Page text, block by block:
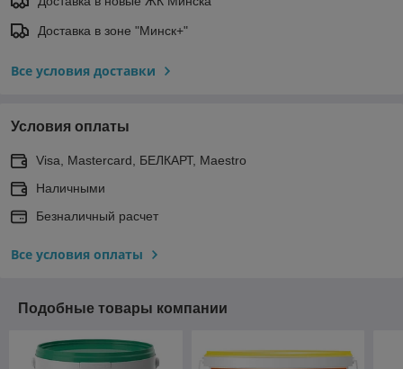
Доставка в зоне "Минск+"
Все условия доставки
Условия оплаты
Visa, Mastercard, БЕЛКАРТ, Maestro
Наличными
Безналичный расчет
Все условия оплаты
Подобные товары компании